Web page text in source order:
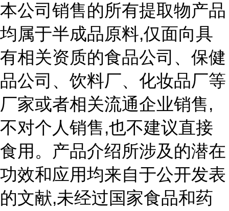
本公司销售的所有提取物产品
均属于半成品原料,仅面向具
有相关资质的食品公司、保健
品公司、饮料厂、化妆品厂等
厂家或者相关流通企业销售,
不对个人销售,也不建议直接
食用。产品介绍所涉及的潜在
功效和应用均来自于公开发表
的文献,未经过国家食品和药